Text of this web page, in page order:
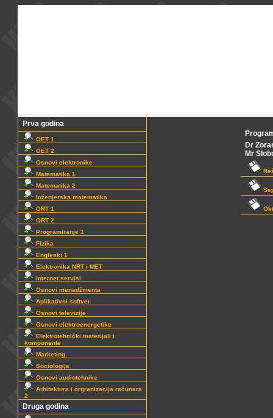
Prva godina
OET 1
OET 2
Osnovi elektronike
Matematika 1
Matematika 2
Inženjerska matematika
ORT 1
ORT 2
Programiranje 1
Fizika
Engleski 1
Elektronika NRT i MET
Internet servisi
Osnovi menadžmenta
Aplikativni softver
Osnovi televizije
Osnovi elektroenergetike
Elektrotehnički materijali i
komponente
Marketing
Sociologija
Osnovi audiotehnike
Arhitektura i orgranizacija računara
2
Druga godina
Dr
Mr